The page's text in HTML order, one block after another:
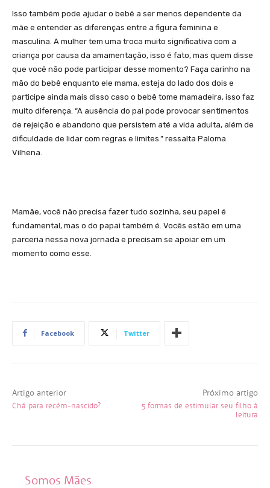
Isso também pode ajudar o bebê a ser menos dependente da
mãe e entender as diferenças entre a figura feminina e
masculina. A mulher tem uma troca muito significativa com a
criança por causa da amamentação, isso é fato, mas quem disse
que você não pode participar desse momento? Faça carinho na
mão do bebê enquanto ele mama, esteja do lado dos dois e
participe ainda mais disso caso o bebê tome mamadeira, isso faz
muito diferença. “A ausência do pai pode provocar sentimentos
de rejeição e abandono que persistem até a vida adulta, além de
dificuldade de lidar com regras e limites.” ressalta Paloma
Vilhena.
Mamãe, você não precisa fazer tudo sozinha, seu papel é
fundamental, mas o do papai também é. Vocês estão em uma
parceria nessa nova jornada e precisam se apoiar em um
momento como esse.
Facebook Twitter
Artigo anterior
Chá para recém-nascido?
Próximo artigo
5 formas de estimular seu filho à
leitura
Somos Mães